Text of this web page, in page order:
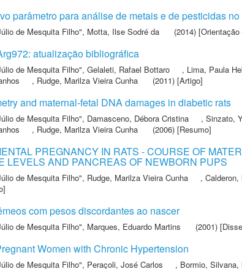
parâmetro para análise de metais e de pesticidas
de Mesquita Filho", Motta, Ilse Sodré da (2014)
atualização bibliográfica
de Mesquita Filho", Gelaleti, Rafael Bottaro , Lima, Paula
, Rudge, Marilza Vieira Cunha (2011) [Artigo]
and maternal-fetal DNA damages in diabetic rats
de Mesquita Filho", Damasceno, Débora Cristina , Sinzato,
, Rudge, Marilza Vieira Cunha (2006) [Resumo]
PREGNANCY IN RATS - COURSE OF
LEVELS AND PANCREAS OF NEWBORN PUPS
de Mesquita Filho", Rudge, Marilza Vieira Cunha ,
com pesos discordantes ao nascer
de Mesquita Filho", Marques, Eduardo Martins (2001)
Women with Chronic Hypertension
de Mesquita Filho", Peraçoli, José Carlos , Bormio, Silvana,